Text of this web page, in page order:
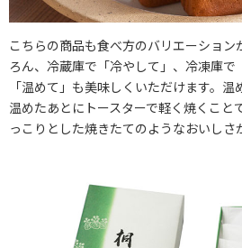
こちらの商品も食べ方のバリエーション
ろん、冷蔵庫で「冷やして」、冷凍庫で
「温めて」も美味しくいただけます。
温めたあとにトースターで軽く焼くこと
っこりとした焼きたてのようなおいしさ